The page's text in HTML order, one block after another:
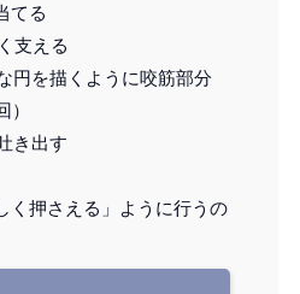
てる
支える
円を描くように咬筋部分
き出す
く押さえる」ように行うの